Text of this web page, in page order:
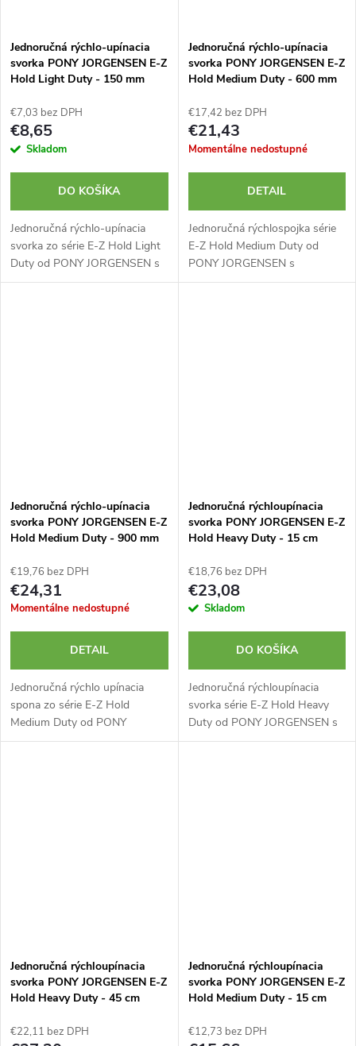
Jednoručná rýchlo-upínacia
svorka PONY JORGENSEN E-Z
Hold Light Duty - 150 mm
€7,03 bez DPH
€8,65
Skladom
DO KOŠÍKA
Jednoručná rýchlo-upínacia
svorka zo série E-Z Hold Light
Duty od PONY JORGENSEN s
reguláciou tlaku je ideálna pre
Jednoručná rýchlo-upínacia
svorka PONY JORGENSEN E-Z
Hold Medium Duty - 600 mm
€17,42 bez DPH
€21,43
Momentálne nedostupné
DETAIL
Jednoručná rýchlospojka série
E-Z Hold Medium Duty od
PONY JORGENSEN s
nastavením tlaku je ideálna pre
Jednoručná rýchlo-upínacia
svorka PONY JORGENSEN E-Z
Hold Medium Duty - 900 mm
€19,76 bez DPH
€24,31
Momentálne nedostupné
DETAIL
Jednoručná rýchlo upínacia
spona zo série E-Z Hold
Medium Duty od PONY
JORGENSEN s nastavením
Jednoručná rýchloupínacia
svorka PONY JORGENSEN E-Z
Hold Heavy Duty - 15 cm
€18,76 bez DPH
€23,08
Skladom
DO KOŠÍKA
Jednoručná rýchloupínacia
svorka série E-Z Hold Heavy
Duty od PONY JORGENSEN s
reguláciou tlaku sú vďaka svojej
Jednoručná rýchloupínacia
svorka PONY JORGENSEN E-Z
Hold Heavy Duty - 45 cm
€22,11 bez DPH
Jednoručná rýchloupínacia
svorka PONY JORGENSEN E-Z
Hold Medium Duty - 15 cm
€12,73 bez DPH